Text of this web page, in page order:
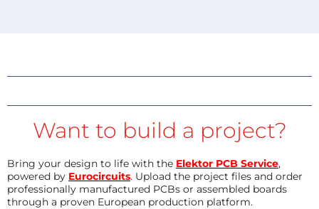
Want to build a project?
Bring your design to life with the Elektor PCB Service,
powered by Eurocircuits. Upload the project files and order
professionally manufactured PCBs or assembled boards
through a proven European production platform.